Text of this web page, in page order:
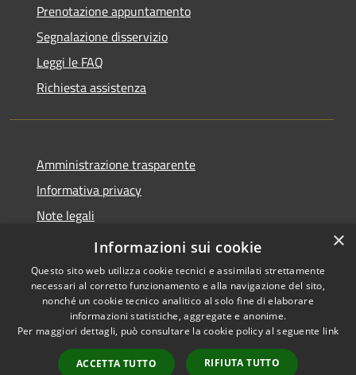
Prenotazione appuntamento
Segnalazione disservizio
Leggi le FAQ
Richiesta assistenza
Amministrazione trasparente
Informativa privacy
Note legali
Dichiarazione di accessibilità
Accessibilità
Copyright © 2026 • Comune di
Cassano d'Adda • Powered by
Municipium•
Accesso
×
Informazioni sui cookie
Questo sito web utilizza cookie tecnici e assimilati strettamente
necessari al corretto funzionamento e alla navigazione del sito,
nonché un cookie tecnico analitico al solo fine di elaborare
informazioni statistiche, aggregate e anonime.
Per maggiori dettagli, può consultare la cookie policy al seguente link
ACCETTA TUTTO RIFIUTA TUTTO